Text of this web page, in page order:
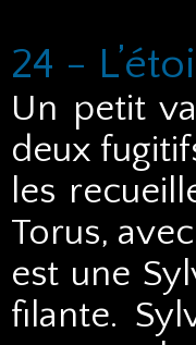
24 -
Un petit
deux
les
Torus,
est une
filante.